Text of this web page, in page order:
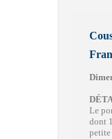
Le
dont
petite